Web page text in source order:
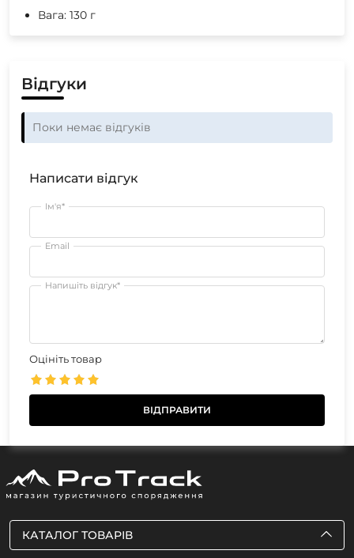
Вага: 130 г
Відгуки
Поки немає відгуків
Написати відгук
Ім'я*
Email
Напишіть відгук*
Оцініть товар
КАТАЛОГ ТОВАРІВ